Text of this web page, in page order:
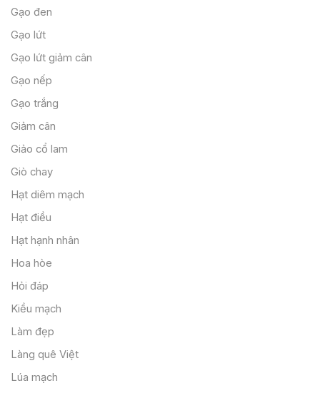
Gạo đen
Gạo lứt
Gạo lứt giảm cân
Gạo nếp
Gạo trắng
Giảm cân
Giảo cổ lam
Giò chay
Hạt diêm mạch
Hạt điều
Hạt hạnh nhân
Hoa hòe
Hỏi đáp
Kiều mạch
Làm đẹp
Làng quê Việt
Lúa mạch